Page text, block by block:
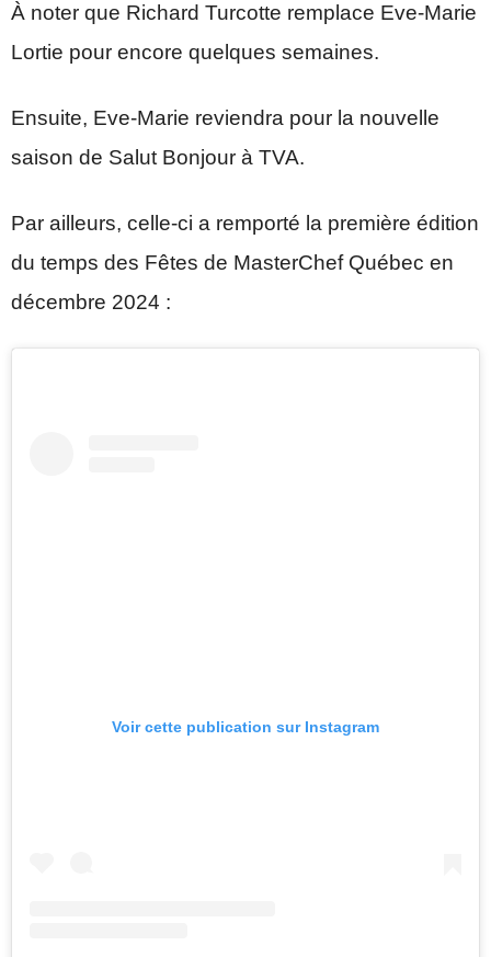
À noter que Richard Turcotte remplace Eve-Marie
Lortie pour encore quelques semaines.
Ensuite, Eve-Marie reviendra pour la nouvelle
saison de Salut Bonjour à TVA.
Par ailleurs, celle-ci a remporté la première édition
du temps des Fêtes de MasterChef Québec en
décembre 2024 :
Voir cette publication sur Instagram